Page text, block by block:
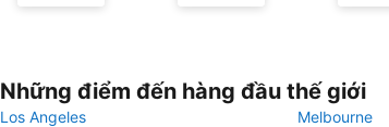
Những điểm đến hàng đầu thế giới
Los Angeles
Melbourne